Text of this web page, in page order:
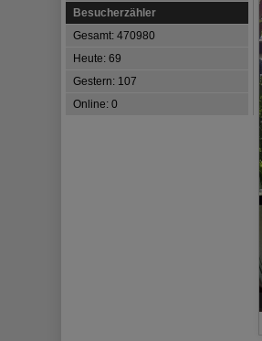
Besucherzähler
Gesamt: 470980
Heute: 69
Gestern: 107
Online: 0